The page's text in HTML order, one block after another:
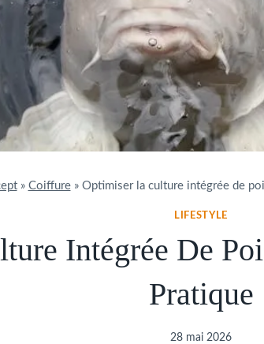
» Coiffure» Optimiser la culture intégrée de
LIFESTYLE
Intégrée De
Pratique
28 mai 2026